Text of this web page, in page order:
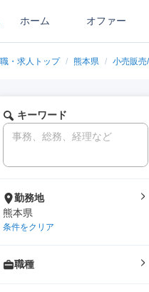
ホーム オファー
・求人トップ / 熊本県 / 小売販売
キーワード
勤務地
熊本県
条件をクリア
職種